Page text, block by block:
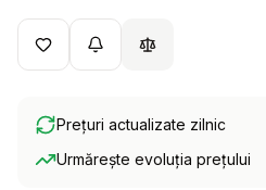
Prețuri actualizate zilnic
Urmărește evoluția prețului